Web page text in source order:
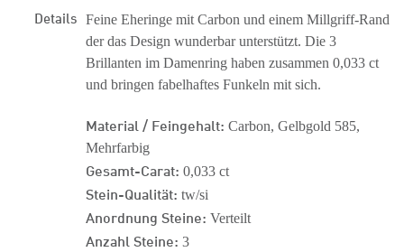
Details Feine Eheringe mit Carbon und einem Millgriff-Rand
der das Design wunderbar unterstützt. Die 3
Brillanten im Damenring haben zusammen 0,033 ct
und bringen fabelhaftes Funkeln mit sich.
Material / Feingehalt: Carbon, Gelbgold 585,
Mehrfarbig
Gesamt-Carat: 0,033 ct
Stein-Qualität: tw/si
Anordnung Steine: Verteilt
Anzahl Steine: 3